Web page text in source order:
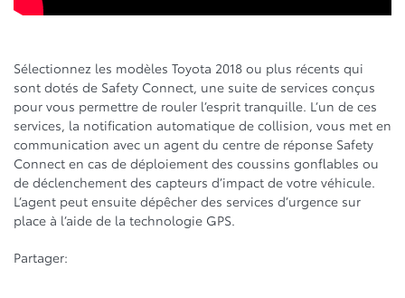
Sélectionnez les modèles Toyota 2018 ou plus récents qui
sont dotés de Safety Connect, une suite de services conçus
pour vous permettre de rouler l’esprit tranquille. L’un de ces
services, la notification automatique de collision, vous met en
communication avec un agent du centre de réponse Safety
Connect en cas de déploiement des coussins gonflables ou
de déclenchement des capteurs d’impact de votre véhicule.
L’agent peut ensuite dépêcher des services d’urgence sur
place à l’aide de la technologie GPS.
Partager: